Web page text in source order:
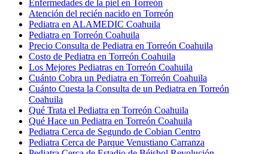
Enfermedades de la piel en Torreón
Atención del recién nacido en Torreón
Pediatra en ALAMEDIC Coahuila
Pediatra en Torreón Coahuila
Precio Consulta de Pediatra en Torreón Coahuila
Costo de Pediatra en Torreón Coahuila
Los Mejores Pediatras en Torreón Coahuila
Cuánto Cobra un Pediatra en Torreón Coahuila
Cuánto Cuesta la Consulta de un Pediatra en Torreón
Coahuila
Qué Trata el Pediatra en Torreón Coahuila
Qué Hace un Pediatra en Torreón Coahuila
Pediatra Cerca de Segundo de Cobian Centro
Pediatra Cerca de Parque Venustiano Carranza